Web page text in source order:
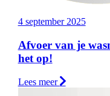
4 september 2025
Afvoer van je
het op!
Lees meer